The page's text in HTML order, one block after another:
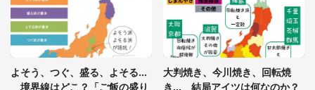
年に『手を繋いで』とお願いしたら...」 体験談に
8万人感動
グっちゃってた〝野生の野菜〟に6.5万人戦慄
よそう、つぐ、盛る、よそる...
境界線はどこ？「ご飯の盛り
大判焼き、今川焼き、回転焼
き... 結局アイツは何なのか？